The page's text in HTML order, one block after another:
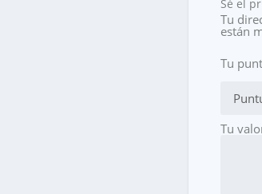
Sé el
Tu
están
Tu
Tu